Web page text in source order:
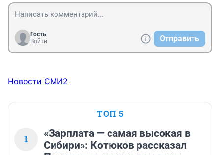
Гость
Войти
Отправить
Новости СМИ2
ТОП 5
1
«Зарплата — самая высокая в
Сибири»: Котюков рассказал